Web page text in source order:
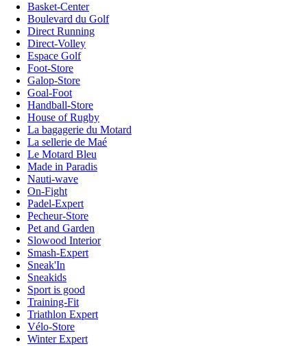
Basket-Center
Boulevard du Golf
Direct Running
Direct-Volley
Espace Golf
Foot-Store
Galop-Store
Goal-Foot
Handball-Store
House of Rugby
La bagagerie du Motard
La sellerie de Maé
Le Motard Bleu
Made in Paradis
Nauti-wave
On-Fight
Padel-Expert
Pecheur-Store
Pet and Garden
Slowood Interior
Smash-Expert
Sneak'In
Sneakids
Sport is good
Training-Fit
Triathlon Expert
Vélo-Store
Winter Expert